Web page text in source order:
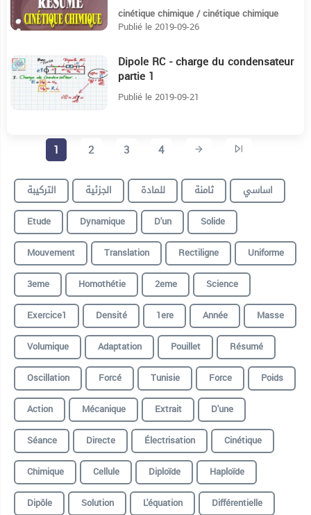
cinétique chimique / cinétique chimique
Publié le 2019-09-26
36:24 Dipole RC - charge du condensateur
partie 1
Publié le 2019-09-21
1 2 3 4
التركيبة الجزئية للمادة ثامنة
اساسي
Etude
Dynamique D'un
Solide
Mouvement
Translation Rectiligne
Uniforme
3eme
Homothétie 2eme
Science
Exercice1
Densité 1ere Année
Masse
Volumique
Adaptation Pouillet
Résumé
Oscillation
Forcé Tunisie Force
Poids
Action
Mécanique Extrait
D'une
Séance
Directe Électrisation
Cinétique
Chimique
Cellule Diploïde
Haploïde
Dipôle
Solution L'équation
Différentielle